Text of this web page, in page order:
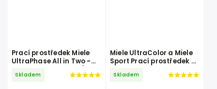
Prací prostředek Miele
UltraPhase All in Two -
1,4 l)
Skladem
Miele UltraColor a Miele
Sport Prací prostředek 4
Skladem